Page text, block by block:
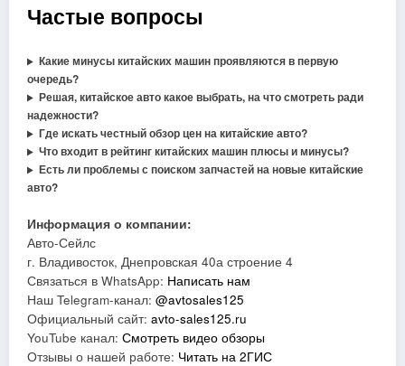
Частые вопросы
Какие минусы китайских машин проявляются в первую
очередь?
Решая, китайское авто какое выбрать, на что смотреть ради
надежности?
Где искать честный обзор цен на китайские авто?
Что входит в рейтинг китайских машин плюсы и минусы?
Есть ли проблемы с поиском запчастей на новые китайские
авто?
Информация о компании:
Авто-Сейлс
г. Владивосток, Днепровская 40а строение 4
Связаться в WhatsApp: Написать нам
Наш Telegram-канал: @avtosales125
Официальный сайт: avto-sales125.ru
YouTube канал: Смотреть видео обзоры
Отзывы о нашей работе: Читать на 2ГИС